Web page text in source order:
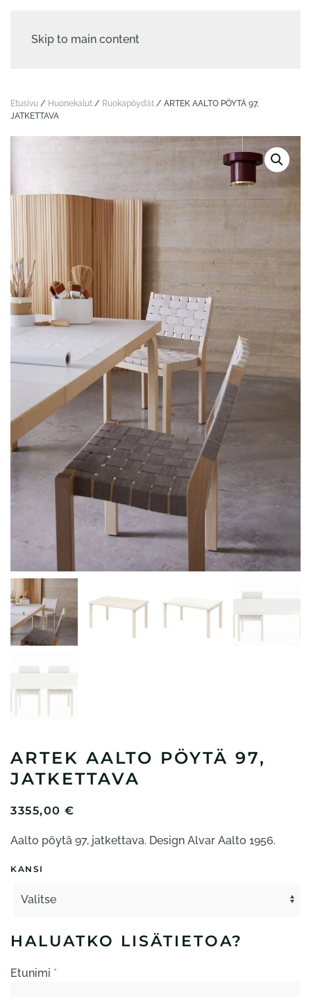
Skip to main content
Etusivu / Huonekalut / Ruokapöydät / ARTEK AALTO PÖYTÄ 97,
JATKETTAVA
ARTEK AALTO PÖYTÄ 97,
JATKETTAVA
3355,00 €
Aalto pöytä 97, jatkettava. Design Alvar Aalto 1956.
KANSI
HALUATKO LISÄTIETOA?
Etunimi *